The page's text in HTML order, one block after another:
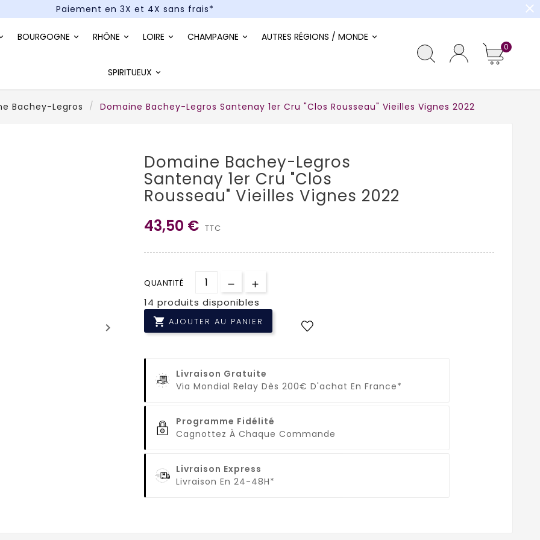
Paiement en 3X et 4X sans frais*
close
BOURGOGNE RHÔNE LOIRE CHAMPAGNE AUTRES RÉGIONS / MONDE
SPIRITUEUX
0
Bachey-Legros Domaine Bachey-Legros Santenay 1er Cru "Clos Rousseau" Vieilles Vignes 2022
keyboard_arrow_right
Domaine Bachey-Legros
Santenay 1er Cru "Clos
Rousseau" Vieilles Vignes 2022
43,50 € TTC
QUANTITÉ
14 produits disponibles
 AJOUTER AU PANIER
Livraison Gratuite
Via Mondial Relay Dès 200€ D'achat En France*
Programme Fidélité
Cagnottez À Chaque Commande
Livraison Express
Livraison En 24-48H*